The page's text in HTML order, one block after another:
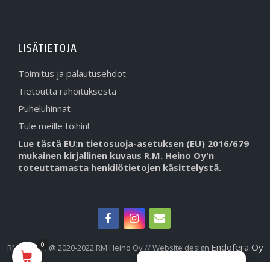
LISÄTIETOJA
Toimitus ja palautusehdot
Tietoutta rahoituksesta
Puheluhinnat
Tule meille töihin!
Lue tästä EU:n tietosuoja-asetuksen (EU) 2016/679
mukainen kirjallinen kuvaus R.M. Heino Oy'n
toteuttamasta henkilötietojen käsittelystä.
RMHeino.fi @ 2020-2022 RM Heino Oy // Website design Endofera Oy
0